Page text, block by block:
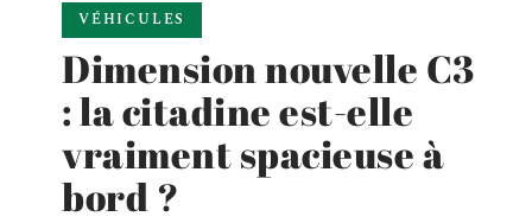
VÉHICULES
Dimension nouvelle C3
: la citadine est-elle
vraiment spacieuse à
bord ?